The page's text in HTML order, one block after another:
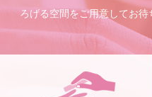
ろげる空間をご用意してお待